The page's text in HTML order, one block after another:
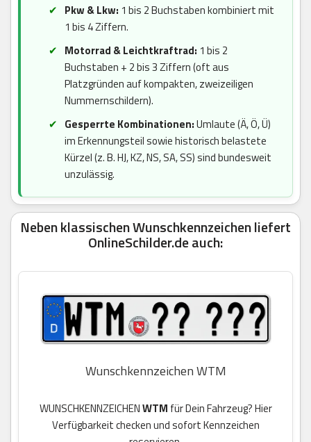
Pkw & Lkw: 1 bis 2 Buchstaben kombiniert mit
1 bis 4 Ziffern.
Motorrad & Leichtkraftrad: 1 bis 2
Buchstaben + 2 bis 3 Ziffern (oft aus
Platzgründen auf kompakten, zweizeiligen
Nummernschildern).
Gesperrte Kombinationen:Umlaute (Ä, Ö, Ü)
im Erkennungsteil sowie historisch belastete
Kürzel (z. B. HJ, KZ, NS, SA, SS) sind bundesweit
unzulässig.
Neben klassischen Wunschkennzeichen liefert
OnlineSchilder.de auch:
Wunschkennzeichen WTM
WUNSCHKENNZEICHENWTM für Dein Fahrzeug? Hier
Verfügbarkeit checken und sofort Kennzeichen